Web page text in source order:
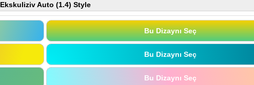
Ekskuliziv Auto (1.4) Style
Bu Dizaynı Seç
Bu Dizaynı Seç
Bu Dizaynı Seç